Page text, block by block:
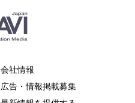
会社情報
広告・情報掲載募集